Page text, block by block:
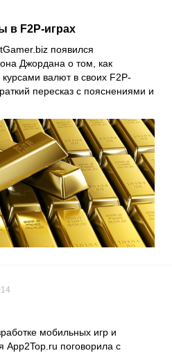
в F2P-играх
появился
Джордана о том, как
курсами валют в своих F2P-
пересказ с пояснениями и
мобильных игр и
поговорила с